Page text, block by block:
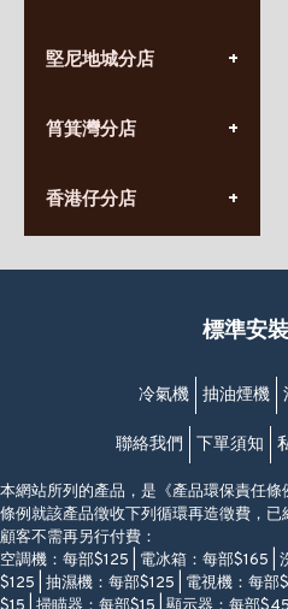
營業時間:
九龍太子太子道西141號
堅尼地城分店
營業時間:
香港堅尼地城卑路乍街
(堅尼地城地鐵站B出口)
筲箕灣分店
營業時間:
(10:00am-20:30pm)
香港仔分店
營業時間:
香港香港仔成都道20-28號
(黃竹坑地鐵站轉4M專線小巴)
標準安
冷氣機 抽油煙機
聯絡我們 下單須知
本網站所列的產品，是《產品環保責任
條例就該產品徵收下列循環再造徵費，已
顧客不需再另行付費：
空調機：每部$125 | 電冰箱：每部$165 |
$125 | 抽濕機：每部$125 | 電視機：每部